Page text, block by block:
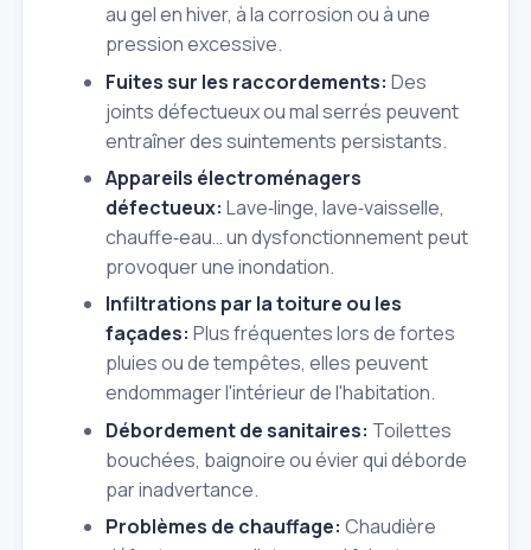
au gel en hiver, à la corrosion ou à une
pression excessive.
Fuites sur les raccordements: Des
joints défectueux ou mal serrés peuvent
entraîner des suintements persistants.
Appareils électroménagers
défectueux: Lave‑linge, lave‑vaisselle,
chauffe‑eau… un dysfonctionnement peut
provoquer une inondation.
Infiltrations par la toiture ou les
façades: Plus fréquentes lors de fortes
pluies ou de tempêtes, elles peuvent
endommager l'intérieur de l'habitation.
Débordement de sanitaires: Toilettes
bouchées, baignoire ou évier qui déborde
par inadvertance.
Problèmes de chauffage: Chaudière